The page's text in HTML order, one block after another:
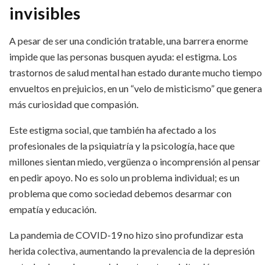
invisibles
A pesar de ser una condición tratable, una barrera enorme
impide que las personas busquen ayuda: el estigma. Los
trastornos de salud mental han estado durante mucho tiempo
envueltos en prejuicios, en un “velo de misticismo” que genera
más curiosidad que compasión.
Este estigma social, que también ha afectado a los
profesionales de la psiquiatría y la psicología, hace que
millones sientan miedo, vergüenza o incomprensión al pensar
en pedir apoyo. No es solo un problema individual; es un
problema que como sociedad debemos desarmar con
empatía y educación.
La pandemia de COVID-19 no hizo sino profundizar esta
herida colectiva, aumentando la prevalencia de la depresión